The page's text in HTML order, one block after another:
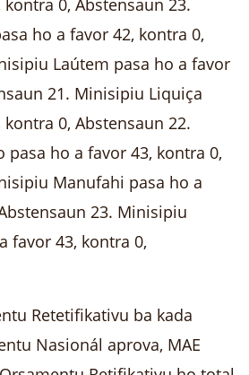
ho a favor 42, kontra 0,
Laútem pasa ho a favor
21. Minisipiu Liquiça
0, Abstensaun 22.
ho a favor 43, kontra 0,
Manufahi pasa ho a
23. Minisipiu
favor 43, kontra 0,
Retetifikativu ba kada
Nasionál aprova, MAE